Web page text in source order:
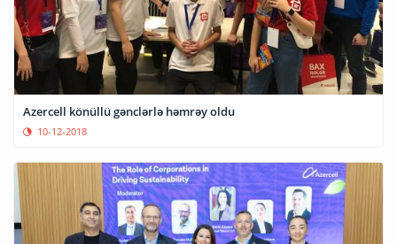
Azercell könüllü gənclərlə həmrəy oldu
10-12-2018